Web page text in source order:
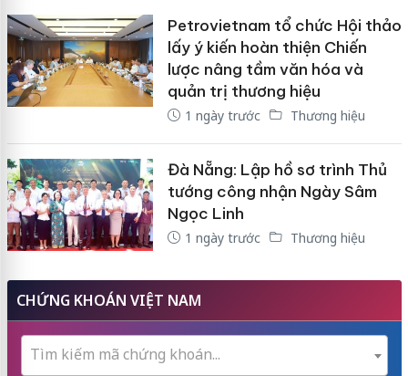
Petrovietnam tổ chức Hội thảo
lấy ý kiến hoàn thiện Chiến
lược nâng tầm văn hóa và
quản trị thương hiệu
1 ngày trước Thương hiệu
Đà Nẵng: Lập hồ sơ trình Thủ
tướng công nhận Ngày Sâm
Ngọc Linh
1 ngày trước Thương hiệu
CHỨNG KHOÁN VIỆT NAM
Tìm kiếm mã chứng khoán...